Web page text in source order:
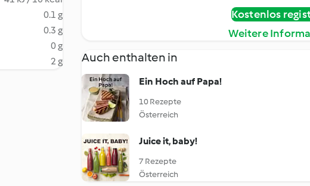
0.1 g
0.3 g
0 g
2 g
Kostenlos
Weitere
Auch enthalten in
Ein Hoch auf Papa!
10 Rezepte
Österreich
Juice it, baby!
7 Rezepte
Österreich